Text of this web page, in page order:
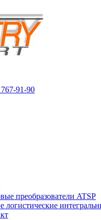
91-90
преобразователи ATSP